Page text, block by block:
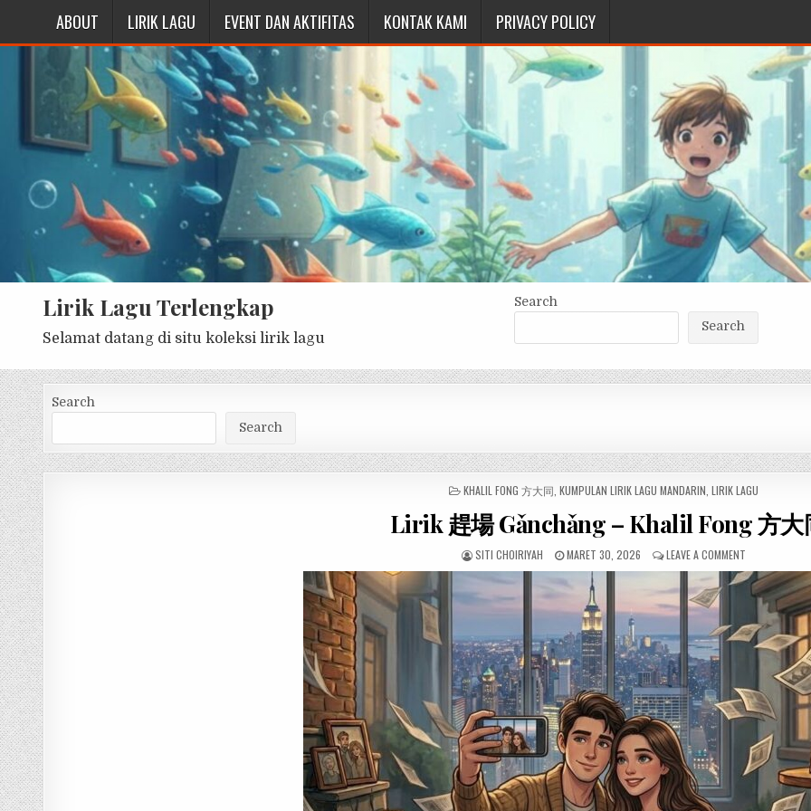
ABOUT LIRIK LAGU EVENT DAN AKTIFITAS KONTAK KAMI PRIVACY POLICY
Lirik Lagu Terlengkap
Selamat datang di situ koleksi lirik lagu
Search
Search
Search
Search
POSTED
KHALIL FONG 方大同 KUMPULAN LIRIK LAGU MANDARIN LIRIK LAGU
Lirik 趕場 Gǎnchǎng – Khalil Fong 方大
SITI CHOIRIYAH MARET 30, 2026 LEAVE A COMMENT